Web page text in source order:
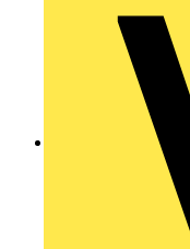
Zurück zu Produkte